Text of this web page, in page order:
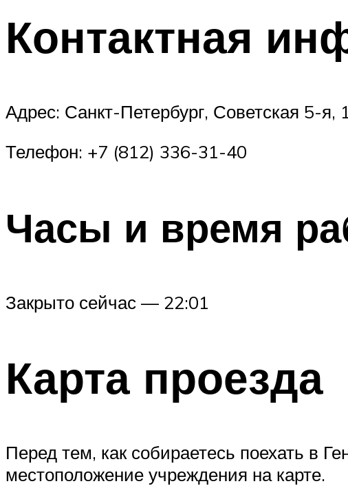
Контактная
Адрес: Санкт-Петербург, Советская 5-
Телефон: +7 (812) 336-31-40
Часы и время
Закрыто сейчас — 22:01
Карта проезда
Перед тем, как собираетесь поехать в
местоположение учреждения на карте.